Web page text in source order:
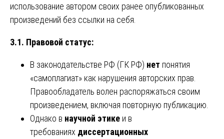
использование автором своих ранее опубликованных
произведений без ссылки на себя.
3.1. Правовой статус:
В законодательстве РФ (ГК РФ) нет понятия
«самоплагиат» как нарушения авторских прав.
Правообладатель волен распоряжаться своим
произведением, включая повторную публикацию.
Однако в научной этике и в
требованиях диссертационных